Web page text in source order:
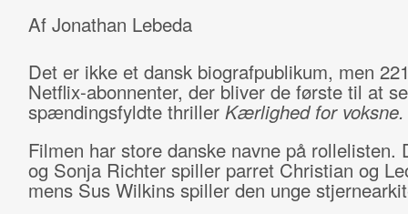
Af Jonathan Lebeda
Det er ikke et dansk biografpublikum, men
Netflix-abonnenter, der bliver de første til at
spændingsfyldte thriller Kærlighed for voksne.
Filmen har store danske navne på rollelisten.
og Sonja Richter spiller parret Christian og
mens Sus Wilkins spiller den unge